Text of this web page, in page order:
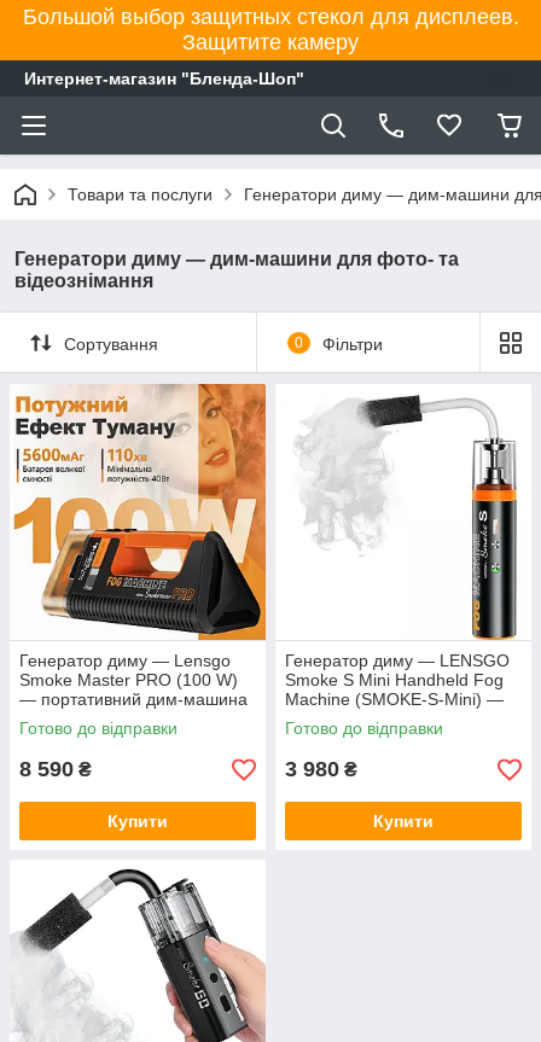
Большой выбор защитных стекол для дисплеев.
Защитите камеру
Интернет-магазин "Бленда-Шоп"
Товари та послуги Генератори диму — дим-машини для
Генератори диму — дим-машини для фото- та
відеознімання
Сортування 0 Фільтри
Генератор диму — Lensgo
Smoke Master PRO (100 W)
— портативний дим-машина
для фото- та відеознімання
(вбудований акумулятор)
Готово до відправки
8 590 ₴
Купити
Генератор диму — LENSGO
Smoke S Mini Handheld Fog
Machine (SMOKE-S-Mini) —
портативний дим-машина
для фото- та відеознімання
Готово до відправки
3 980 ₴
Купити